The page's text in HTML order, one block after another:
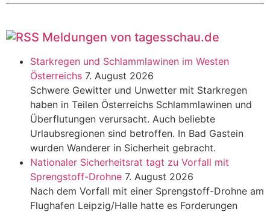
Meldungen von tagesschau.de
Starkregen und Schlammlawinen im Westen
Österreichs 7. August 2026
Schwere Gewitter und Unwetter mit Starkregen
haben in Teilen Österreichs Schlammlawinen und
Überflutungen verursacht. Auch beliebte
Urlaubsregionen sind betroffen. In Bad Gastein
wurden Wanderer in Sicherheit gebracht.
Nationaler Sicherheitsrat tagt zu Vorfall mit
Sprengstoff-Drohne 7. August 2026
Nach dem Vorfall mit einer Sprengstoff-Drohne am
Flughafen Leipzig/Halle hatte es Forderungen